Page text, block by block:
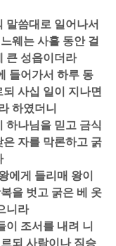
말씀대로 일어나서
웨는 사흘 동안 걸
큰 성읍이더라
들어가서 하루 동
사십 일이 지나면
하였더니
하나님을 믿고 금식
자를 막론하고 굵
에게 들리매 왕이
을 벗고 굵은 베 옷
니라
이 조서를 내려 니
되 사람이나 짐승